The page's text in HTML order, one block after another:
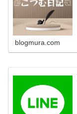
blogmura.com